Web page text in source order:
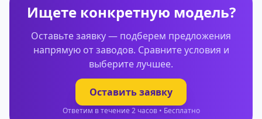
Ищете конкретную модель?
Оставьте заявку — подберем предложения
напрямую от заводов. Сравните условия и
выберите лучшее.
Оставить заявку
Ответим в течение 2 часов • Бесплатно